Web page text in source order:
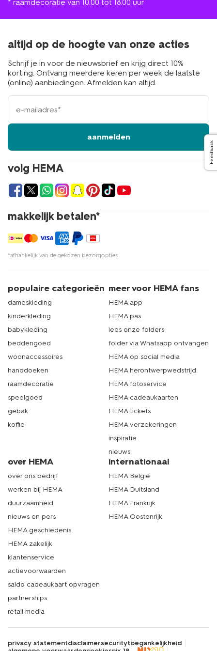
* raamdecoratie van 10.00 tot 18.00 uur
volg HEMA
makkelijk betalen*
*afhankelijk van de gekozen bezorgopties
altijd op de hoogte van onze acties
Schrijf je in voor de nieuwsbrief en krijg direct 10%
korting. Ontvang meerdere keren per week de laatste
(online) aanbiedingen. Afmelden kan altijd.
e-
mailadres
aanmelden
populaire categorieën
dameskleding
kinderkleding
babykleding
beddengoed
woonaccessoires
handdoeken
raamdecoratie
speelgoed
gebak
koffie
meer voor HEMA fans
HEMA app
HEMA pas
lees onze folders
folder via Whatsapp ontvangen
HEMA op social media
HEMA herontwerpwedstrijd
HEMA fotoservice
HEMA cadeaukaarten
HEMA tickets
HEMA verzekeringen
inspiratie
nieuws
over HEMA
over ons bedrijf
werken bij HEMA
duurzaamheid
nieuws en pers
HEMA geschiedenis
HEMA zakelijk
klantenservice
actievoorwaarden
saldo cadeaukaart opvragen
partnerships
retail media
internationaal
HEMA België
HEMA Duitsland
HEMA Frankrijk
HEMA Oostenrijk
privacy statementdisclaimersecuritytoegankelijkheid
Feedback